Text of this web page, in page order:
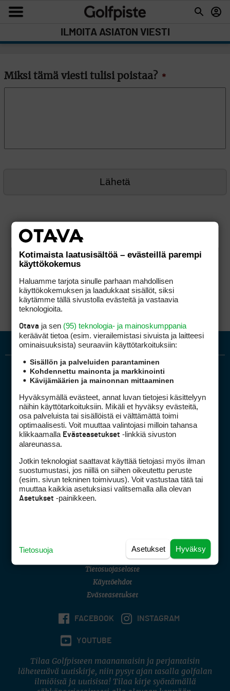
ILMOITA ASIATON VIESTI
Miksi tämä viesti tulisi poistaa? *
Golfpiste mediakortti
Golfpisteen yhteystiedot
DSA avoimuusraportti
Asiakaspalvelu
(digi) digi@otavamedia.fi
Tietosuojaseloste
Käyttöehdot
Evästeasetukset
FACEBOOK INSTAGRAM
YOUTUBE
Tilaa Golfpisteen maanantaisin ja perjantaisin
lähetettävä uutiskirje, niin pysyt ajan tasalla golfalan
ilmiöistä ja uutisista! Tilaa kirje syöttämällä
Kotimaista laatusisältöä – evästeillä parempi
käyttökokemus
Haluamme tarjota sinulle parhaan mahdollisen
käyttökokemuksen ja laadukkaat sisällöt, siksi
käytämme tällä sivustolla evästeitä ja vastaavia
teknologioita.
Otava ja sen (95) teknologia- ja mainoskumppania
keräävät tietoa (esim. vierailemis­tasi sivuista ja laitteesi
ominaisuuk­sista) seuraaviin käyttötarkoituksiin:
Sisällön ja palveluiden parantaminen
Kohdennettu mainonta ja markkinointi
Kävijämäärien ja mainonnan mittaaminen
Hyväksymällä evästeet, annat luvan tietojesi käsittelyyn
näihin käyttötarkoituksiin. Mikäli et hyväksy evästeitä,
osa palveluista tai sisällöistä ei välttämättä toimi
optimaalisesti. Voit muuttaa valintojasi milloin tahansa
klikkaamalla Evästeasetukset -linkkiä sivuston
alareunassa.
Jotkin teknologiat saattavat käyttää tietojasi myös ilman
suostumustasi, jos niillä on siihen oikeutettu peruste
(esim. sivun tekninen toimivuus). Voit vastustaa tätä tai
muuttaa kaikkia asetuksiasi valitsemalla alla olevan
Asetukset -painikkeen.
Hyväksy
Asetukset
Tietosuoja